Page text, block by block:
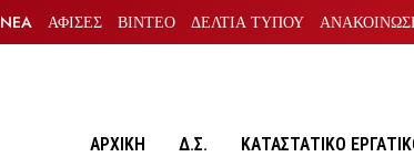
NEA ΑΦΙΣΕΣ ΒΙΝΤΕΟ ΔΕΛΤΙΑ ΤΥΠΟΥ
ΑΡΧΙΚΗ Δ.Σ. ΚΑΤΑΣΤΑΤΙΚΟ